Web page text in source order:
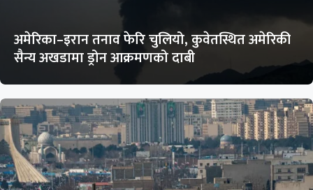
अमेरिका–इरान तनाव फेरि चुलियो, कुवेतस्थित अमेरिकी
सैन्य अखडामा ड्रोन आक्रमणको दाबी